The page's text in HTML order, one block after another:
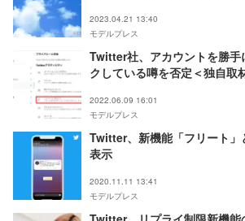
2023.04.21 13:40
モデルプレス
Twitter社、アカウントを勝手
クしている噂を否定＜独自取
2022.06.09 16:01
モデルプレス
Twitter、新機能「フリート」
表示
2020.11.11 13:41
モデルプレス